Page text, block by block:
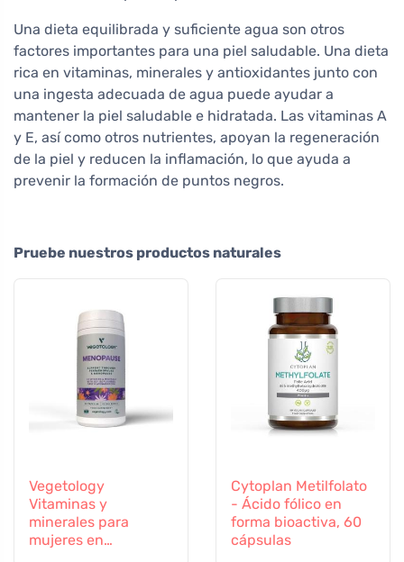
Una dieta equilibrada y suficiente agua son otros
factores importantes para una piel saludable. Una dieta
rica en vitaminas, minerales y antioxidantes junto con
una ingesta adecuada de agua puede ayudar a
mantener la piel saludable e hidratada. Las vitaminas A
y E, así como otros nutrientes, apoyan la regeneración
de la piel y reducen la inflamación, lo que ayuda a
prevenir la formación de puntos negros.
Pruebe nuestros productos naturales
Vegetology
Vitaminas y
minerales para
mujeres en
Cytoplan Metilfolato
- Ácido fólico en
forma bioactiva, 60
cápsulas